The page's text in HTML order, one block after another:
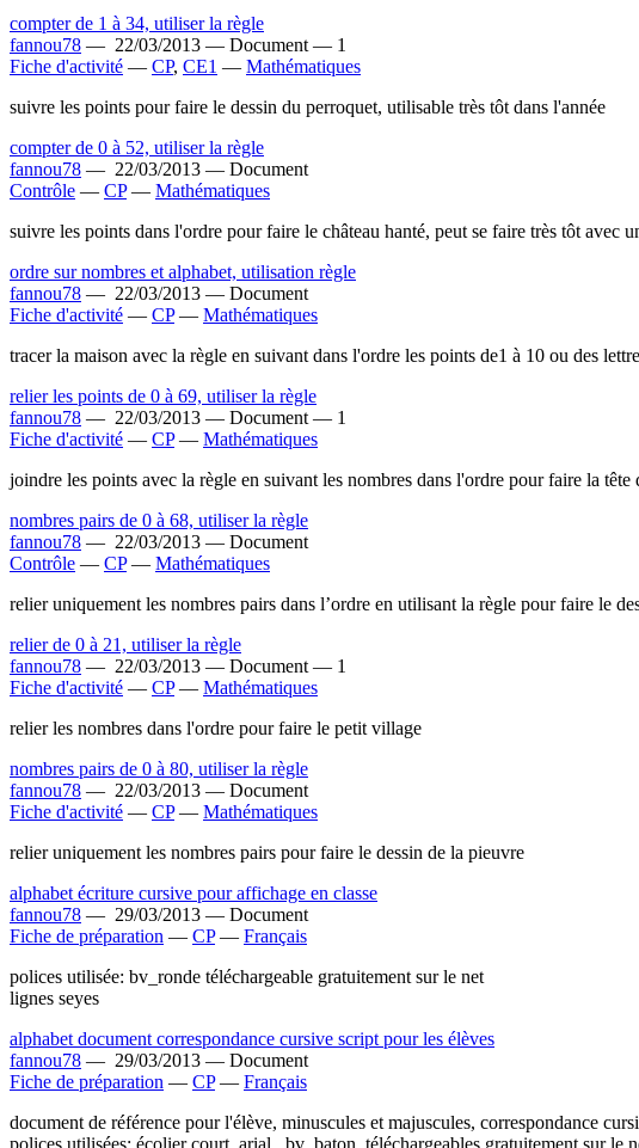
compter de 1 à 34, utiliser la règle
fannou78 — 22/03/2013 — Document — 1
Fiche d'activité — CP, CE1 — Mathématiques
suivre les points pour faire le dessin du perroquet, utilisable très tôt dans l'année
compter de 0 à 52, utiliser la règle
fannou78 — 22/03/2013 — Document
Contrôle — CP— Mathématiques
suivre les points dans l'ordre pour faire le château hanté, peut se faire très tôt avec
ordre sur nombres et alphabet, utilisation règle
fannou78 — 22/03/2013 — Document
Fiche d'activité — CP— Mathématiques
tracer la maison avec la règle en suivant dans l'ordre les points de1 à 10 ou des
relier les points de 0 à 69, utiliser la règle
fannou78 — 22/03/2013 — Document — 1
Fiche d'activité — CP— Mathématiques
joindre les points avec la règle en suivant les nombres dans l'ordre pour faire la tête
nombres pairs de 0 à 68, utiliser la règle
fannou78 — 22/03/2013 — Document
Contrôle — CP— Mathématiques
relier uniquement les nombres pairs dans l’ordre en utilisant la règle pour faire le
relier de 0 à 21, utiliser la règle
fannou78 — 22/03/2013 — Document — 1
Fiche d'activité — CP— Mathématiques
relier les nombres dans l'ordre pour faire le petit village
nombres pairs de 0 à 80, utiliser la règle
fannou78 — 22/03/2013 — Document
Fiche d'activité — CP— Mathématiques
relier uniquement les nombres pairs pour faire le dessin de la pieuvre
alphabet écriture cursive pour affichage en classe
fannou78 — 29/03/2013 — Document
Fiche de préparation — CP— Français
polices utilisée: bv_ronde téléchargeable gratuitement sur le net
lignes seyes
alphabet document correspondance cursive script pour les élèves
fannou78 — 29/03/2013 — Document
Fiche de préparation — CP— Français
document de référence pour l'élève, minuscules et majuscules, correspondance
polices utilisées: écolier court, arial , bv_baton, téléchargeables gratuitement sur le